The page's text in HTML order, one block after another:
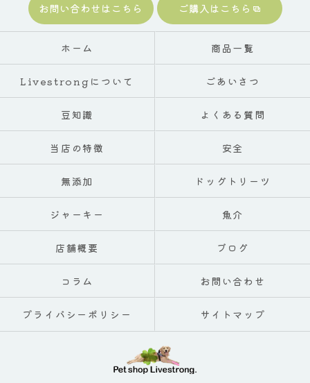
お問い合わせはこちら ご購入はこちら
ホーム 商品一覧
Livestrongについて ごあいさつ
豆知識 よくある質問
当店の特徴 安全
無添加 ドッグトリーツ
ジャーキー 魚介
店舗概要 ブログ
コラム お問い合わせ
プライバシーポリシー サイトマップ